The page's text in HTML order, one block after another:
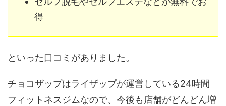
得
といった口コミがありました。
チョコザップはライザップが運営している24時間
フィットネスジムなので、今後も店舗がどんどん増